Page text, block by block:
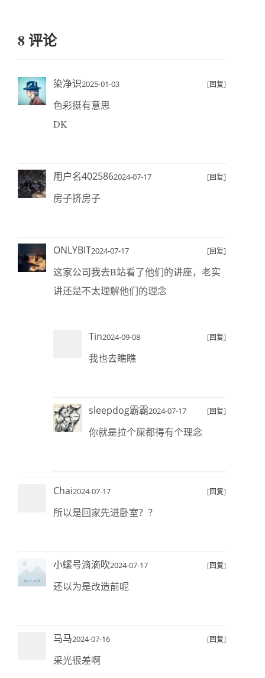
8 评论
染净识2025-01-03 [回复]
色彩挺有意思
DK
用户名4025862024-07-17 [回复]
房子挤房子
ONLYBIT2024-07-17 [回复]
这家公司我去B站看了他们的讲座，老实
讲还是不太理解他们的理念
Tin2024-09-08 [回复]
我也去瞧瞧
sleepdog霸霸2024-07-17 [回复]
你就是拉个屎都得有个理念
Chai2024-07-17 [回复]
所以是回家先进卧室？？
小螺号滴滴吹2024-07-17 [回复]
还以为是改造前呢
马马2024-07-16 [回复]
采光很差啊